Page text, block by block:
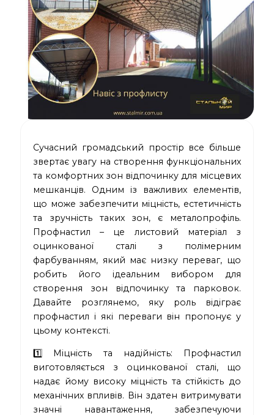
Сучасний громадський простір все більше
звертає увагу на створення функціональних
та комфортних зон відпочинку для місцевих
мешканців. Одним із важливих елементів,
що може забезпечити міцність, естетичність
та зручність таких зон, є металопрофіль.
Профнастил – це листовий матеріал з
оцинкованої сталі з полімерним
фарбуванням, який має низку переваг, що
робить його ідеальним вибором для
створення зон відпочинку та парковок.
Давайте розглянемо, яку роль відіграє
профнастил і які переваги він пропонує у
цьому контексті.
1️⃣ Міцність та надійність: Профнастил
виготовляється з оцинкованої сталі, що
надає йому високу міцність та стійкість до
механічних впливів. Він здатен витримувати
значні навантаження, забезпечуючи